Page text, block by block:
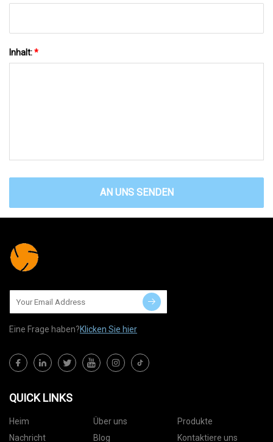
Inhalt:*
AN UNS SENDEN
Eine Frage haben?Klicken Sie hier
QUICK LINKS
Heim Über uns
Produkte
Nachricht
Blog Kontaktiere uns